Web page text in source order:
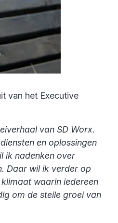
van het Executive
van SD Worx.
en oplossingen
ik nadenken over
Daar wil ik verder op
waarin iedereen
om de steile groei van